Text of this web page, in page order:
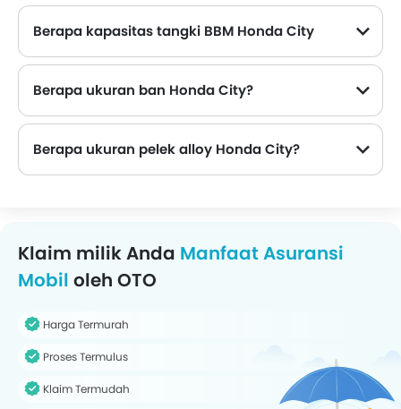
Berapa kapasitas tangki BBM Honda City
Berapa ukuran ban Honda City?
Berapa ukuran pelek alloy Honda City?
Klaim milik Anda Manfaat Asuransi
Mobil oleh OTO
Harga Termurah
Proses Termulus
Klaim Termudah